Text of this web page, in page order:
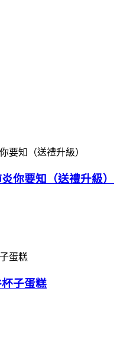
你要知（送禮升級）
杯子蛋糕